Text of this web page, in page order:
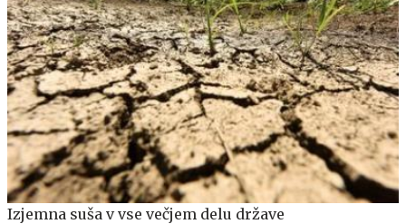
Izjemna suša v vse večjem delu države